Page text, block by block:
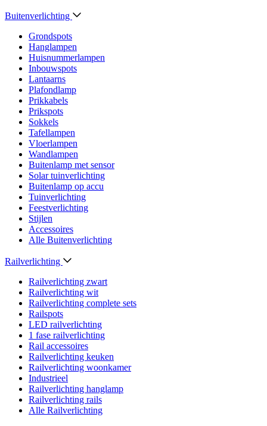
Buitenverlichting
Grondspots
Hanglampen
Huisnummerlampen
Inbouwspots
Lantaarns
Plafondlamp
Prikkabels
Prikspots
Sokkels
Tafellampen
Vloerlampen
Wandlampen
Buitenlamp met sensor
Solar tuinverlichting
Buitenlamp op accu
Tuinverlichting
Feestverlichting
Stijlen
Accessoires
Alle Buitenverlichting
Railverlichting
Railverlichting zwart
Railverlichting wit
Railverlichting complete sets
Railspots
LED railverlichting
1 fase railverlichting
Rail accessoires
Railverlichting keuken
Railverlichting woonkamer
Industrieel
Railverlichting hanglamp
Railverlichting rails
Alle Railverlichting